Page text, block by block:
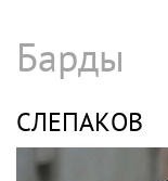
Барды
СЛЕПАКОВ